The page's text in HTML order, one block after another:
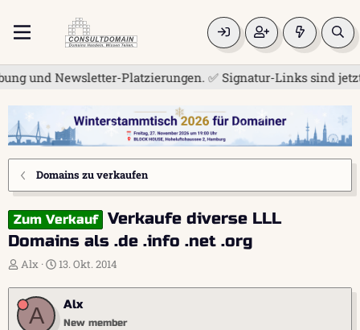
Newsletter-Platzierungen. ✅ Signatur-Links sind jetzt
Domains zu verkaufen
Zum Verkauf
Verkaufe diverse LLL
Domains als .de .info .net .org
E
s
t
e
Alx
E
s
13. Okt. 2014
A Alx
New member